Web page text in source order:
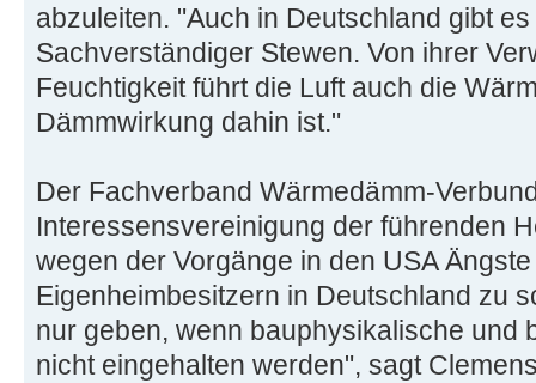
abzuleiten. "Auch in Deutschland gibt
Sachverständiger Stewen. Von ihrer
Feuchtigkeit führt die Luft auch die
Dämmwirkung dahin ist."
Der Fachverband Wärmedämm-
Interessensvereinigung der führenden
wegen der Vorgänge in den USA
Eigenheimbesitzern in Deutschland zu
nur geben, wenn bauphysikalische und
nicht eingehalten werden", sagt